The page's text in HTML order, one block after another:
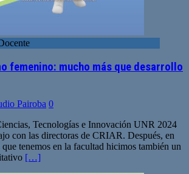
femenino: mucho más que desarrollo
Pairoba 0
Tecnologías e Innovación UNR 2024
con las directoras de CRIAR. Después, en
que tenemos en la facultad hicimos también un
[…]